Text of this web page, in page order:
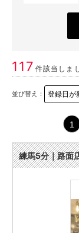
117 件該当しま
並び替え：
1
練馬5分｜路面